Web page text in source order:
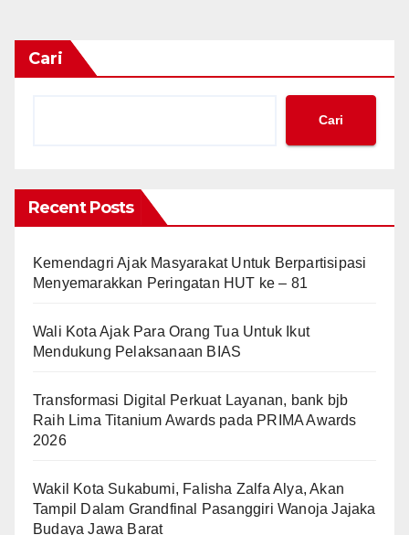
Cari
Cari
Recent Posts
Kemendagri Ajak Masyarakat Untuk Berpartisipasi
Menyemarakkan Peringatan HUT ke – 81
Wali Kota Ajak Para Orang Tua Untuk Ikut
Mendukung Pelaksanaan BIAS
Transformasi Digital Perkuat Layanan, bank bjb
Raih Lima Titanium Awards pada PRIMA Awards
2026
Wakil Kota Sukabumi, Falisha Zalfa Alya, Akan
Tampil Dalam Grandfinal Pasanggiri Wanoja Jajaka
Budaya Jawa Barat